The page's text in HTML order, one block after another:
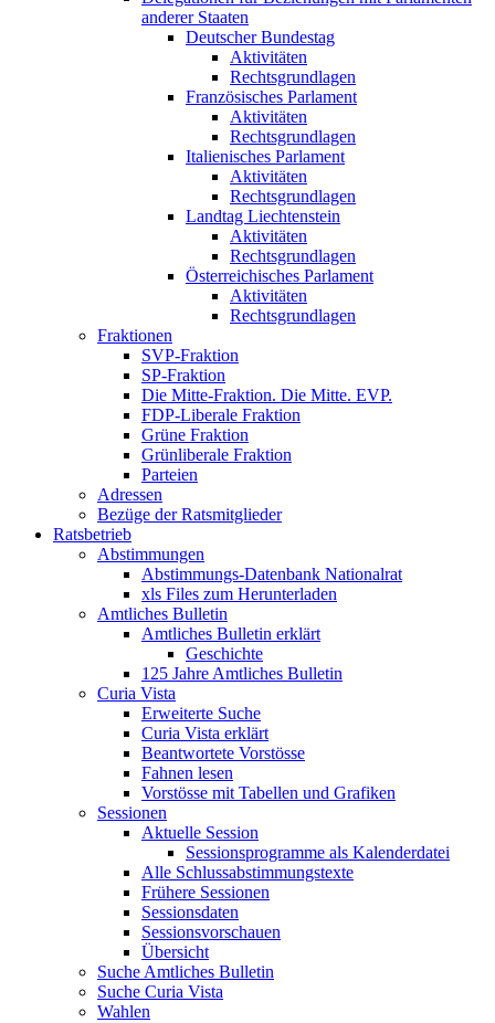
anderer Staaten
Deutscher Bundestag
Aktivitäten
Rechtsgrundlagen
Französisches Parlament
Aktivitäten
Rechtsgrundlagen
Italienisches Parlament
Aktivitäten
Rechtsgrundlagen
Landtag Liechtenstein
Aktivitäten
Rechtsgrundlagen
Österreichisches Parlament
Aktivitäten
Rechtsgrundlagen
Fraktionen
SVP-Fraktion
SP-Fraktion
Die Mitte-Fraktion. Die Mitte. EVP.
FDP-Liberale Fraktion
Grüne Fraktion
Grünliberale Fraktion
Parteien
Adressen
Bezüge der Ratsmitglieder
Ratsbetrieb
Abstimmungen
Abstimmungs-Datenbank Nationalrat
xls Files zum Herunterladen
Amtliches Bulletin
Amtliches Bulletin erklärt
Geschichte
125 Jahre Amtliches Bulletin
Curia Vista
Erweiterte Suche
Curia Vista erklärt
Beantwortete Vorstösse
Fahnen lesen
Vorstösse mit Tabellen und Grafiken
Sessionen
Aktuelle Session
Sessionsprogramme als Kalenderdatei
Alle Schlussabstimmungstexte
Frühere Sessionen
Sessionsdaten
Sessionsvorschauen
Übersicht
Suche Amtliches Bulletin
Suche Curia Vista
Wahlen